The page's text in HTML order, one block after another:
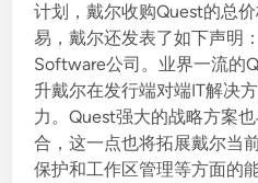
计划，戴尔收购Quest的总
易，戴尔还发表了如下声明
Software公司。业界一流的
升戴尔在发行端对端IT解决
力。Quest强大的战略方案
合，这一点也将拓展戴尔当
保护和工作区管理等方面的